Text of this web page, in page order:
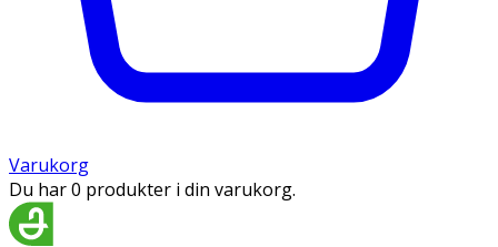
Varukorg
Du har 0 produkter i din varukorg.